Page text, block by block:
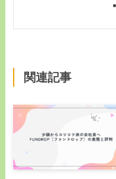
関連記事